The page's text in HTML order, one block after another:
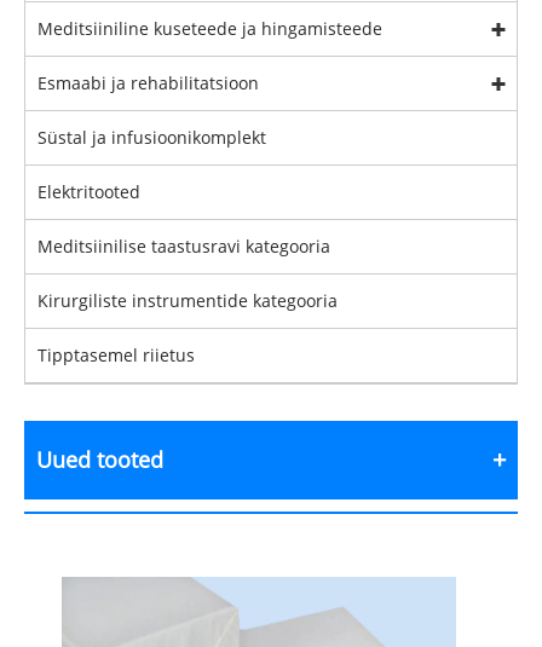
Meditsiiniline kuseteede ja hingamisteede
Esmaabi ja rehabilitatsioon
Süstal ja infusioonikomplekt
Elektritooted
Meditsiinilise taastusravi kategooria
Kirurgiliste instrumentide kategooria
Tipptasemel riietus
Uued tooted